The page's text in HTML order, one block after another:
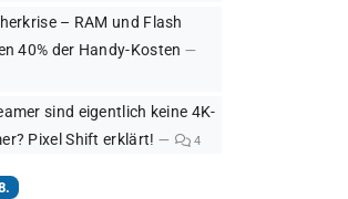
– RAM und Flash
40% der Handy-Kosten
sind eigentlich keine 4K-
Pixel Shift erklärt!
4